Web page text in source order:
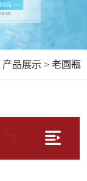
产品展示 > 老圆瓶